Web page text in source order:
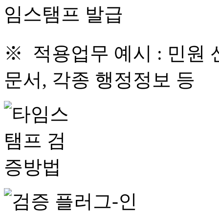
※ 적용업무 예시 : 민원
문서, 각종 행정정보 등